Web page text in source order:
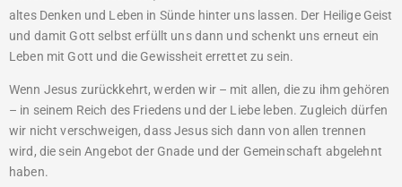
altes Denken und Leben in Sünde hinter uns lassen. Der Heilige Geist
und damit Gott selbst erfüllt uns dann und schenkt uns erneut ein
Leben mit Gott und die Gewissheit errettet zu sein.
Wenn Jesus zurückkehrt, werden wir – mit allen, die zu ihm gehören
– in seinem Reich des Friedens und der Liebe leben. Zugleich dürfen
wir nicht verschweigen, dass Jesus sich dann von allen trennen
wird, die sein Angebot der Gnade und der Gemeinschaft abgelehnt
haben.